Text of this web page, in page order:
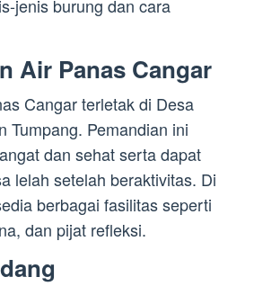
jenis burung dan cara
Air Panas Cangar
Cangar terletak di Desa
Tumpang. Pemandian ini
dan sehat serta dapat
lelah setelah beraktivitas. Di
berbagai fasilitas seperti
dan pijat refleksi.